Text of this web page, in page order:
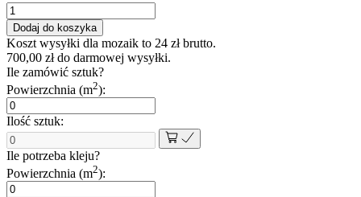
ilość
Mozaika
szklana
nero
brokat
srebrny
30x30
cm
8
mm
Dodaj do koszyka
Koszt wysyłki dla mozaik to 24 złbrutto.
700,00 złdo darmowej wysyłki.
Ile zamówić sztuk?
Powierzchnia (m2):
Ilość sztuk:
Ile potrzeba kleju?
Powierzchnia (m2):